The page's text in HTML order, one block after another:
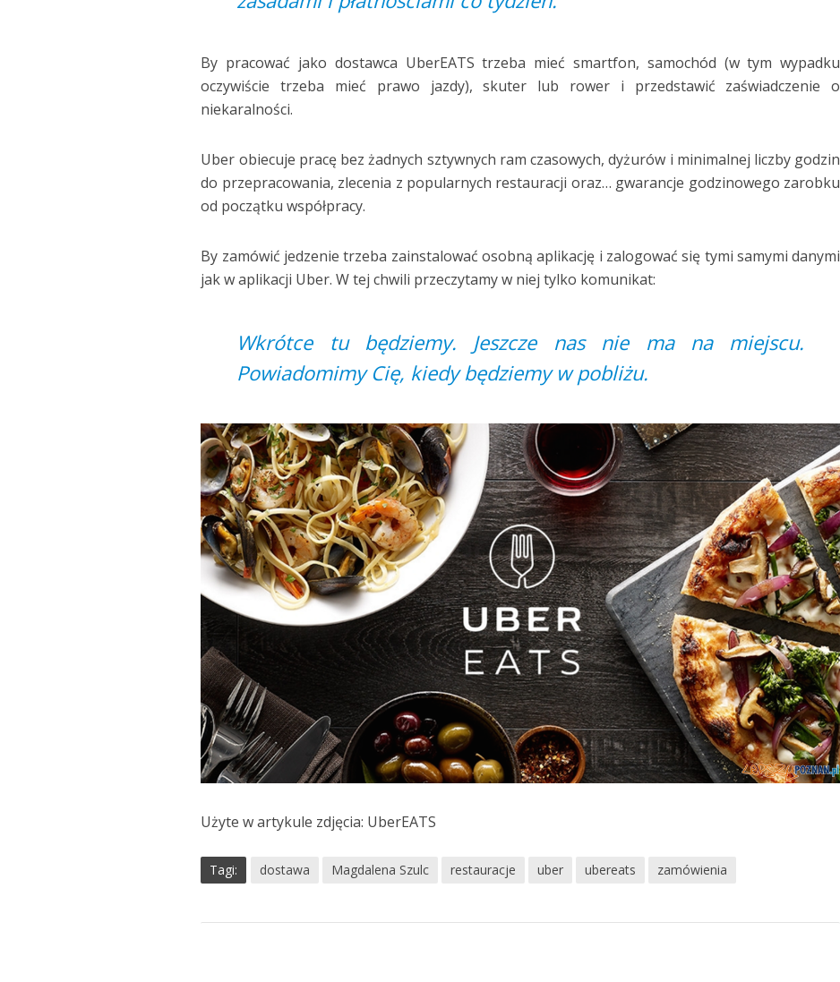
By pracować jako dostawca UberEATS trzeba mieć smartfon, samochód (w tym wypadku
oczywiście trzeba mieć prawo jazdy), skuter lub rower i przedstawić zaświadczenie o
niekaralności.
Uber obiecuje pracę bez żadnych sztywnych ram czasowych, dyżurów i minimalnej liczby godzin
do przepracowania, zlecenia z popularnych restauracji oraz… gwarancje godzinowego zarobku
od początku współpracy.
By zamówić jedzenie trzeba zainstalować osobną aplikację i zalogować się tymi samymi danymi
jak w aplikacji Uber. W tej chwili przeczytamy w niej tylko komunikat:
Wkrótce tu będziemy. Jeszcze nas nie ma na miejscu.
Powiadomimy Cię, kiedy będziemy w pobliżu.
Użyte w artykule zdjęcia: UberEATS
Tagi: dostawa Magdalena Szulc restauracje uber ubereats zamówienia